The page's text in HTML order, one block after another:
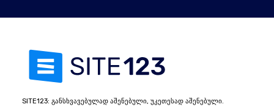
SITE123: განსხვავებულად აშენებული, უკეთესად აშენებული.